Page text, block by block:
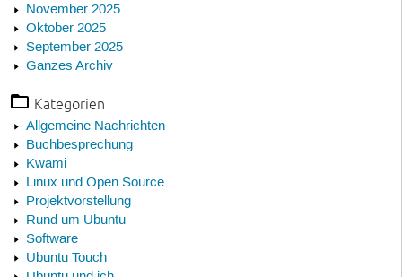
November 2025
Oktober 2025
September 2025
Ganzes Archiv
Kategorien
Allgemeine Nachrichten
Buchbesprechung
Kwami
Linux und Open Source
Projektvorstellung
Rund um Ubuntu
Software
Ubuntu Touch